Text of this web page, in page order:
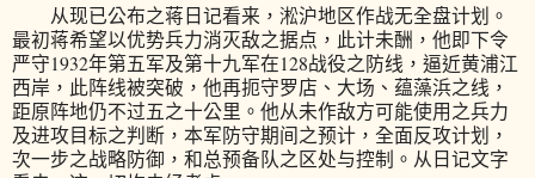
从现已公布之蒋日记看来，淞沪地区作战无全盘计划。
最初蒋希望以优势兵力消灭敌之据点，此计未酬，他即下令
严守1932年第五军及第十九军在128战役之防线，逼近黄浦江
西岸，此阵线被突破，他再扼守罗店、大场、蕴藻浜之线，
距原阵地仍不过五之十公里。他从未作敌方可能使用之兵力
及进攻目标之判断，本军防守期间之预计，全面反攻计划，
次一步之战略防御，和总预备队之区处与控制。从日记文字